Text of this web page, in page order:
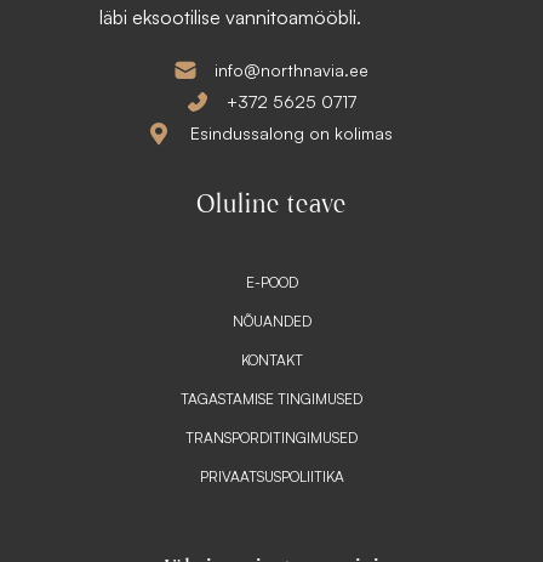
läbi eksootilise vannitoamööbli.
info@northnavia.ee
+372 5625 0717
Esindussalong on kolimas
Oluline teave
E-POOD
NÕUANDED
KONTAKT
TAGASTAMISE TINGIMUSED
TRANSPORDITINGIMUSED
PRIVAATSUSPOLIITIKA